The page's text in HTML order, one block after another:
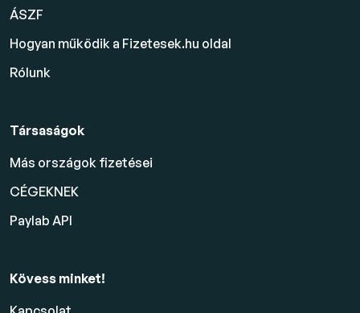
ÁSZF
Hogyan működik a Fizetesek.hu oldal
Rólunk
Társaságok
Más országok fizetései
CÉGEKNEK
Paylab API
Kövess minket!